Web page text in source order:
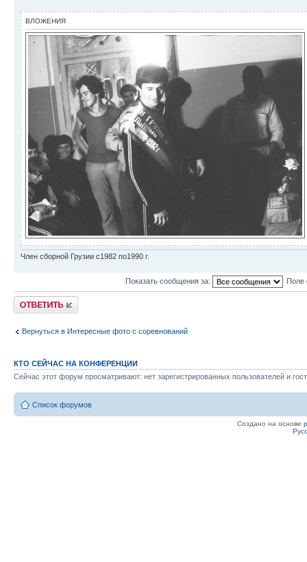
ВЛОЖЕНИЯ
Член сборной Грузии с1982 по1990 г.
Показать сообщения за: Поле
Ответить
Вернуться в Интересные фото с соревнований
КТО СЕЙЧАС НА КОНФЕРЕНЦИИ
Сейчас этот форум просматривают: нет зарегистрированных пользователей и
Список форумов
Создано на основе